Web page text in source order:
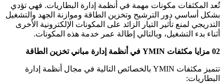
تُعد المكثفات مكونات مهمة في أنظمة إدارة البطاريات. فهي تؤدي
بشكل أساسي دور الترشيح وتخزين الطاقة وموازنة الجهد والتشغيل
التدريجي لمنع تأثير التيار الزائد على المكونات الإلكترونية الأخرى
أثناء بدء التشغيل، وبالتالي إطالة عمر خدمة هذه المكونات.
02 مزايا مكثفات YMIN في أنظمة إدارة مباني تخزين الطاقة
تتميز مكثفات YMIN بالخصائص التالية في مجال أنظمة إدارة
البطاريات: